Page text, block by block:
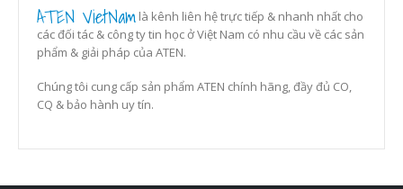
ATEN VietNam là kênh liên hệ trực tiếp & nhanh nhất cho
các đối tác & công ty tin học ở Việt Nam có nhu cầu về các sản
phẩm & giải pháp của ATEN.
Chúng tôi cung cấp sản phẩm ATEN chính hãng, đầy đủ CO,
CQ & bảo hành uy tín.